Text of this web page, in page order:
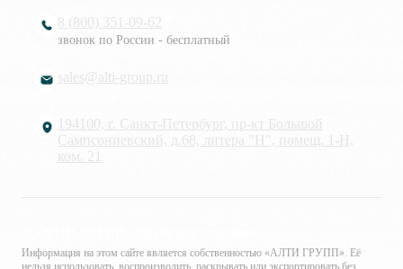
8 (800) 351-09-62
звонок по России - бесплатный
sales@alti-group.ru
194100, г. Санкт-Петербург, пр-кт Большой
Сампсониевский, д.68, литера "Н", помещ. 1-Н,
ком. 21
Информация на этом сайте является собственностью «АЛТИ ГРУПП». Её
нельзя использовать, воспроизводить, раскрывать или экспортировать без